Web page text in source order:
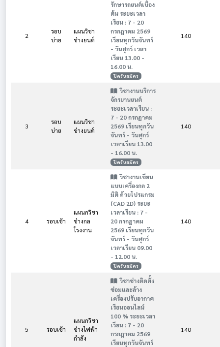
2
รอบ
บ่าย
แผนวิชา
ช่างยนต์
รักษารถยนต์เบื้อง
ต้น ระยะเวลา
เรียน : 7 - 20
กรกฎาคม 2569
เรียนทุกวันจันทร์
- วันศุกร์ เวลา
เรียน 13.00 -
16.00 น.
ปิดรับสมัคร
140
3
รอบ
บ่าย
แผนวิชา
ช่างยนต์
วิชางานบริการ
จักรยานยนต์
ระยะเวลาเรียน :
7 - 20 กรกฎาคม
2569 เรียนทุกวัน
จันทร์ - วันศุกร์
เวลาเรียน 13.00
- 16.00 น.
ปิดรับสมัคร
140
4 รอบเช้า
แผนกวิชา
ช่างกล
โรงงาน
วิชางานเขียน
แบบเครื่องกล 2
มิติ ด้วยโปรแกรม
(CAD 2D) ระยะ
เวลาเรียน : 7 -
20 กรกฎาคม
2569 เรียนทุกวัน
จันทร์ - วันศุกร์
เวลาเรียน 09.00
- 12.00 น.
ปิดรับสมัคร
140
5 รอบเช้า
แผนกวิชา
ช่างไฟฟ้า
กำลัง
วิชาช่างติดตั้ง
ซ่อมและล้าง
เครื่องปรับอากาศ
เรียนออนไลน์
100 % ระยะเวลา
เรียน : 7 - 20
กรกฎาคม 2569
เรียนทุกวันจันทร์
140